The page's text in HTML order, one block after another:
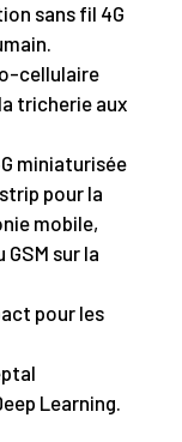
sans fil 4G
cellulaire
tricherie aux
miniaturisée
pour la
mobile,
sur la
pour les
Learning.